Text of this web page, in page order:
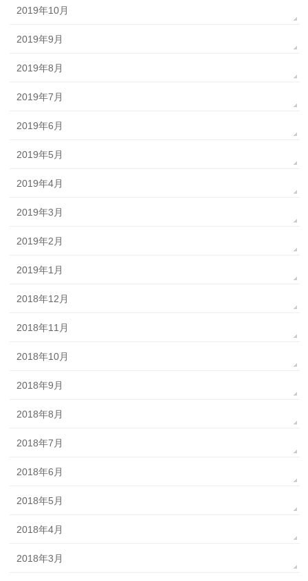
2019年10月
2019年9月
2019年8月
2019年7月
2019年6月
2019年5月
2019年4月
2019年3月
2019年2月
2019年1月
2018年12月
2018年11月
2018年10月
2018年9月
2018年8月
2018年7月
2018年6月
2018年5月
2018年4月
2018年3月